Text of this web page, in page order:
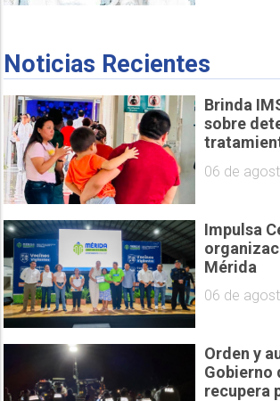
Noticias Recientes
Brinda
sobre
06 de
Impulsa
Mérida
06 de
Orden y
Gobierno
recupera